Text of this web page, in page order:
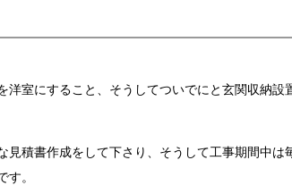
洋室にすること、そうしてついでにと玄関収納
積書作成をして下さり、そうして工事期間中
す。